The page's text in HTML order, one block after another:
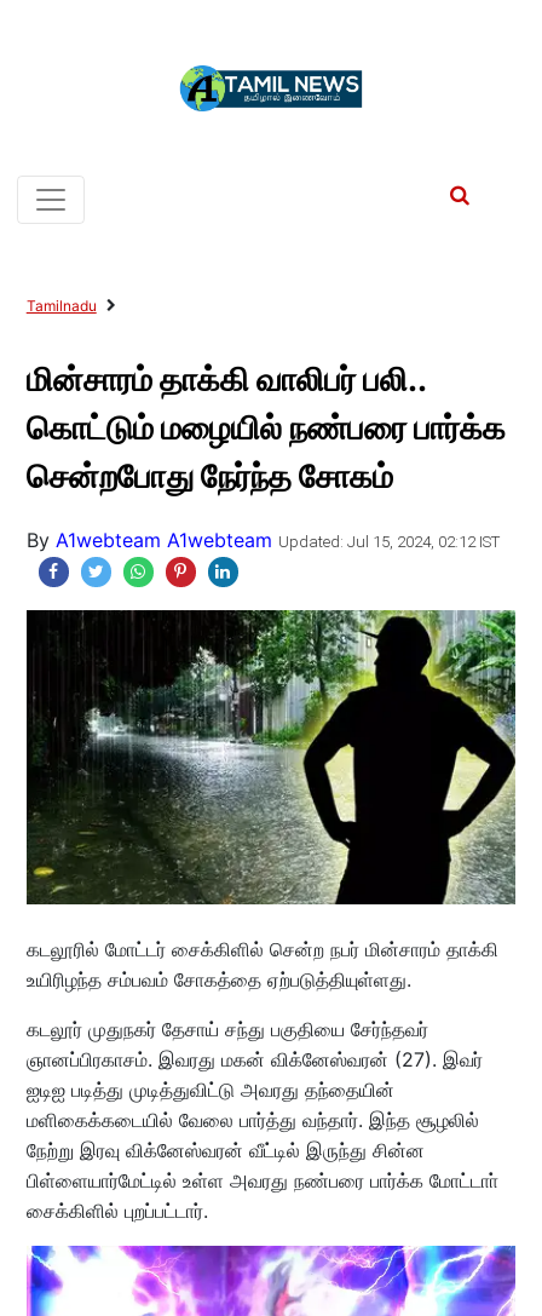
Tamilnadu
மின்சாரம் தாக்கி வாலிபர் பலி..
கொட்டும் மழையில் நண்பரை பார்க்க
சென்றபோது நேர்ந்த சோகம்
By A1webteam A1webteam Updated: Jul 15, 2024, 02:12 IST
கடலூரில் மோட்டர் சைக்கிளில் சென்ற நபர் மின்சாரம் தாக்கி
உயிரிழந்த சம்பவம் சோகத்தை ஏற்படுத்தியுள்ளது.
கடலூர் முதுநகர் தேசாய் சந்து பகுதியை சேர்ந்தவர்
ஞானப்பிரகாசம். இவரது மகன் விக்னேஸ்வரன் (27). இவர்
ஐடிஐ படித்து முடித்துவிட்டு அவரது தந்தையின்
மளிகைக்கடையில் வேலை பார்த்து வந்தார். இந்த சூழலில்
நேற்று இரவு விக்னேஸ்வரன் வீட்டில் இருந்து சின்ன
பிள்ளையார்மேட்டில் உள்ள அவரது நண்பரை பார்க்க மோட்டாா்
சைக்கிளில் புறப்பட்டார்.